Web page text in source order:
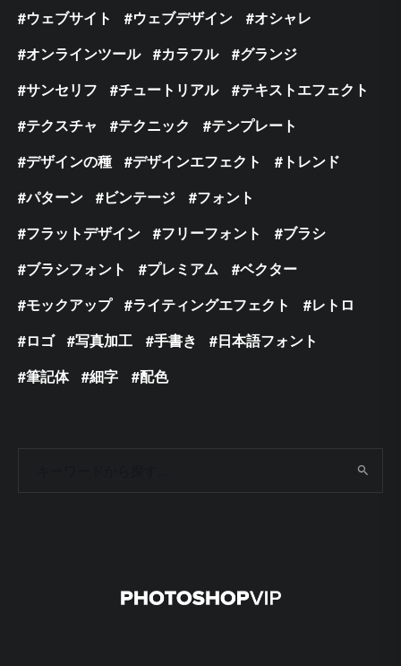
ウェブサイト
ウェブデザイン
オシャレ
オンラインツール
カラフル
グランジ
サンセリフ
チュートリアル
テキストエフェクト
テクスチャ
テクニック
テンプレート
デザインの種
デザインエフェクト
トレンド
パターン
ビンテージ
フォント
フラットデザイン
フリーフォント
ブラシ
ブラシフォント
プレミアム
ベクター
モックアップ
ライティングエフェクト
レトロ
ロゴ
写真加工 手書き
日本語フォント
筆記体
細字 配色